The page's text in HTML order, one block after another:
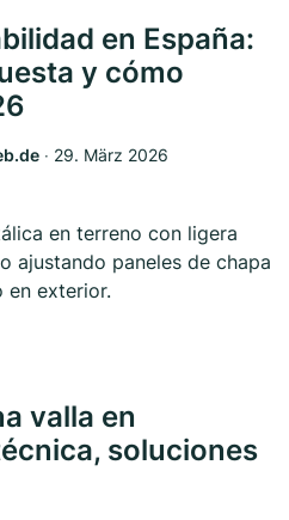
en España:
y cómo
‧ 29. März 2026
valla en
soluciones